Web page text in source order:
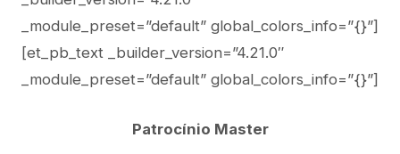
_module_preset=”default” global_colors_info=”{}”]
[et_pb_text _builder_version=”4.21.0″
_module_preset=”default” global_colors_info=”{}”]
Patrocínio Master